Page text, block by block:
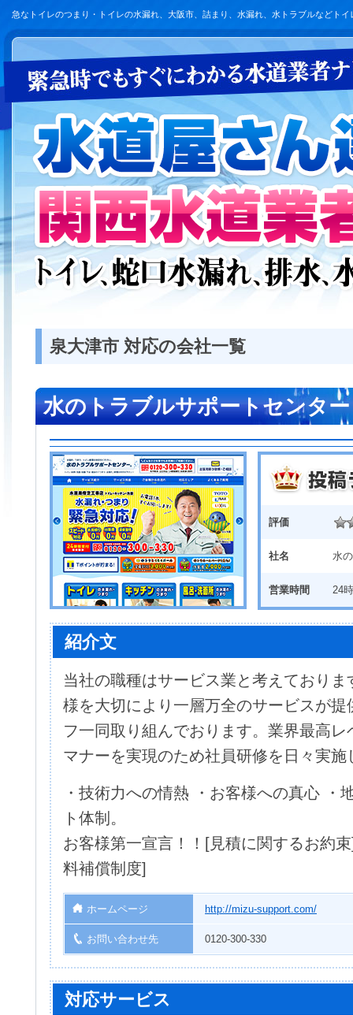
急なトイレのつまり・トイレの水漏れ、大阪市、詰まり、水漏れ、水トラブルなどト
泉大津市 対応の会社一覧
水のトラブルサポートセンター
評価
社名 水
営業時間 24
紹介文
当社の職種はサービス業と考えており
様を大切により一層万全のサービスが提
フ一同取り組んでおります。業界最高
マナーを実現のため社員研修を日々実施
・技術力への情熱 ・お客様への真心 ・
ト体制。
お客様第一宣言！！[見積に関するお約
料補償制度]
ホームページ http://mizu-support.com/
お問い合わせ先 0120-300-330
対応サービス